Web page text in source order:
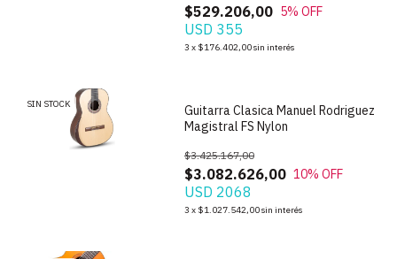
$529.206,00 5% OFF
USD 355
3 x $176.402,00sin interés
SIN STOCK
Guitarra Clasica Manuel Rodriguez
Magistral FS Nylon
$3.082.626,00
$3.425.167,00
10% OFF
USD 2068
3 x $1.027.542,00sin interés